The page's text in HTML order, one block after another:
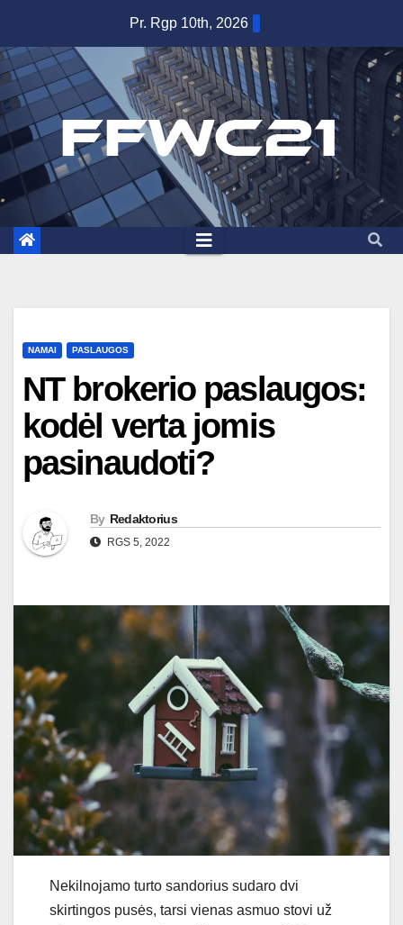
content
Pr. Rgp 10th, 2026
NAMAI PASLAUGOS
NT brokerio paslaugos:
kodėl verta jomis
pasinaudoti?
By Redaktorius
RGS 5, 2022
Nekilnojamo turto sandorius sudaro dvi
skirtingos pusės, tarsi vienas asmuo stovi už